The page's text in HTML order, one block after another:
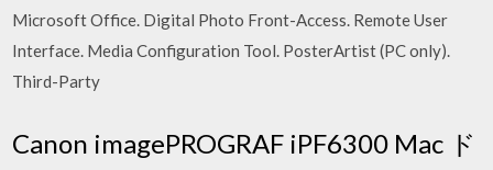
Microsoft Office. Digital Photo Front-Access. Remote User
Interface. Media Configuration Tool. PosterArtist (PC only).
Third-Party
Canon imagePROGRAF iPF6300 Mac ド